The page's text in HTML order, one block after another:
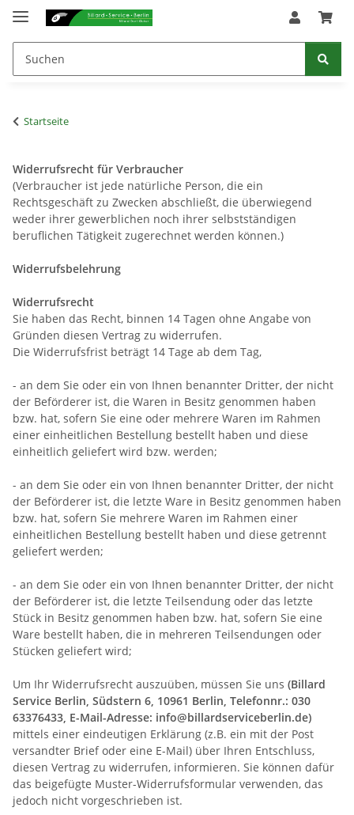
Startseite
Widerrufsrecht für Verbraucher
(Verbraucher ist jede natürliche Person, die ein
Rechtsgeschäft zu Zwecken abschließt, die überwiegend
weder ihrer gewerblichen noch ihrer selbstständigen
beruflichen Tätigkeit zugerechnet werden können.)
Widerrufsbelehrung
Widerrufsrecht
Sie haben das Recht, binnen 14 Tagen ohne Angabe von
Gründen diesen Vertrag zu widerrufen.
Die Widerrufsfrist beträgt 14 Tage ab dem Tag,
- an dem Sie oder ein von Ihnen benannter Dritter, der nicht
der Beförderer ist, die Waren in Besitz genommen haben
bzw. hat, sofern Sie eine oder mehrere Waren im Rahmen
einer einheitlichen Bestellung bestellt haben und diese
einheitlich geliefert wird bzw. werden;
- an dem Sie oder ein von Ihnen benannter Dritter, der nicht
der Beförderer ist, die letzte Ware in Besitz genommen haben
bzw. hat, sofern Sie mehrere Waren im Rahmen einer
einheitlichen Bestellung bestellt haben und diese getrennt
geliefert werden;
- an dem Sie oder ein von Ihnen benannter Dritter, der nicht
der Beförderer ist, die letzte Teilsendung oder das letzte
Stück in Besitz genommen haben bzw. hat, sofern Sie eine
Ware bestellt haben, die in mehreren Teilsendungen oder
Stücken geliefert wird;
Um Ihr Widerrufsrecht auszuüben, müssen Sie uns (Billard
Service Berlin, Südstern 6, 10961 Berlin, Telefonnr.: 030
63376433, E-Mail-Adresse: info@billardserviceberlin.de)
mittels einer eindeutigen Erklärung (z.B. ein mit der Post
versandter Brief oder eine E-Mail) über Ihren Entschluss,
diesen Vertrag zu widerrufen, informieren. Sie können dafür
das beigefügte Muster-Widerrufsformular verwenden, das
jedoch nicht vorgeschrieben ist.